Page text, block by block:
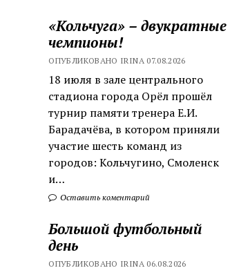
«Кольчуга» – двукратные
чемпионы!
ОПУБЛИКОВАНО IRINA 07.08.2026
18 июля в зале центрального
стадиона города Орёл прошёл
турнир памяти тренера Е.И.
Барадачёва, в котором приняли
участие шесть команд из
городов: Кольчугино, Смоленск
и…
Оставить коментарий
Большой футбольный
день
ОПУБЛИКОВАНО IRINA 06.08.2026